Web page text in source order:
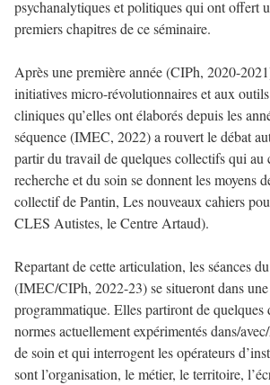
psychanalytiques et politiques qui ont offert
premiers chapitres de ce séminaire.
Après une première année (CIPh, 2020-
initiatives micro-révolutionnaires et aux
cliniques qu’elles ont élaborés depuis les
séquence (IMEC, 2022) a rouvert le débat
partir du travail de quelques collectifs qui au
recherche et du soin se donnent les moyens
collectif de Pantin, Les nouveaux cahiers
CLES Autistes, le Centre Artaud).
Repartant de cette articulation, les séances
(IMEC/CIPh, 2022-23) se situeront dans
programmatique. Elles partiront de quelques
normes actuellement expérimentés dans/
de soin et qui interrogent les opérateurs
sont l’organisation, le métier, le territoire,